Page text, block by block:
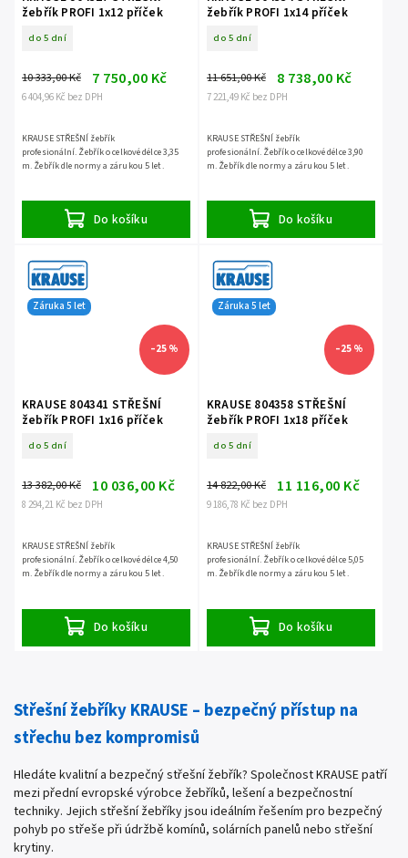
žebřík PROFI 1x12 příček
do 5 dní
6 404,96 Kč bez DPH
10 333,00 Kč 7 750,00 Kč
Do košíku
KRAUSE STŘEŠNÍ žebřík
profesionální. Žebřík o celkové délce 3,35
m. Žebřík dle normy a zárukou 5 let.
žebřík PROFI 1x14 příček
do 5 dní
7 221,49 Kč bez DPH
11 651,00 Kč 8 738,00 Kč
Do košíku
KRAUSE STŘEŠNÍ žebřík
profesionální. Žebřík o celkové délce 3,90
m. Žebřík dle normy a zárukou 5 let.
Záruka 5 let
–25 %
KRAUSE 804341 STŘEŠNÍ
žebřík PROFI 1x16 příček
do 5 dní
8 294,21 Kč bez DPH
13 382,00 Kč 10 036,00 Kč
Do košíku
KRAUSE STŘEŠNÍ žebřík
profesionální. Žebřík o celkové délce 4,50
m. Žebřík dle normy a zárukou 5 let.
Záruka 5 let
–25 %
KRAUSE 804358 STŘEŠNÍ
žebřík PROFI 1x18 příček
do 5 dní
9 186,78 Kč bez DPH
14 822,00 Kč 11 116,00 Kč
Do košíku
KRAUSE STŘEŠNÍ žebřík
profesionální. Žebřík o celkové délce 5,05
m. Žebřík dle normy a zárukou 5 let.
Střešní žebříky KRAUSE – bezpečný přístup na
střechu bez kompromisů
Hledáte kvalitní a bezpečný střešní žebřík? Společnost KRAUSE patří
mezi přední evropské výrobce žebříků, lešení a bezpečnostní
techniky. Jejich střešní žebříky jsou ideálním řešením pro bezpečný
pohyb po střeše při údržbě komínů, solárních panelů nebo střešní
krytiny.